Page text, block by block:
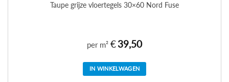
Taupe grijze vloertegels 30×60 Nord Fuse
per m² €39,50
IN WINKELWAGEN